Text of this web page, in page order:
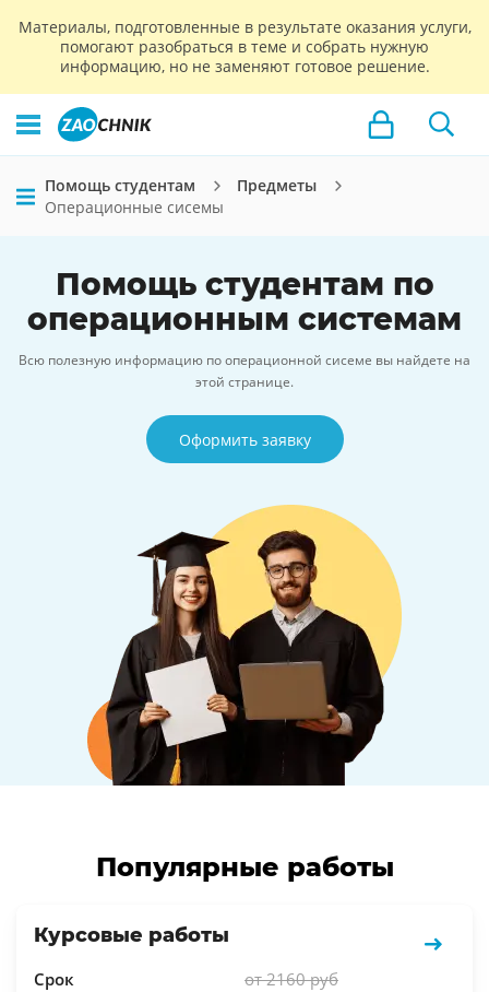
Материалы, подготовленные в результате оказания услуги,
помогают разобраться в теме и собрать нужную
информацию, но не заменяют готовое решение.
Помощь студентам
Предметы
Операционные сисемы
Помощь студентам по
операционным системам
Всю полезную информацию по операционной сисеме вы найдете на
этой странице.
Оформить заявку
Популярные работы
Курсовые работы
Срок
от 2160 руб